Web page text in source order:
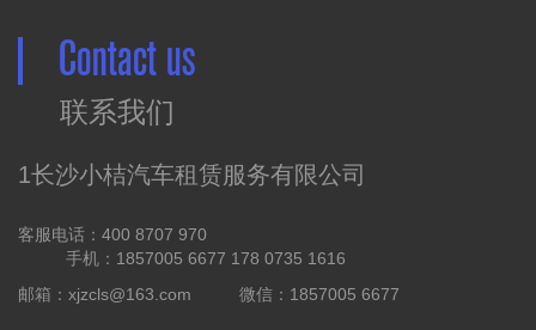
Contact us
联系我们
1长沙小桔汽车租赁服务有限公司
客服电话：400 8707 970
手机：1857005 6677 178 0735 1616
邮箱：xjzcls@163.com
微信：1857005 6677